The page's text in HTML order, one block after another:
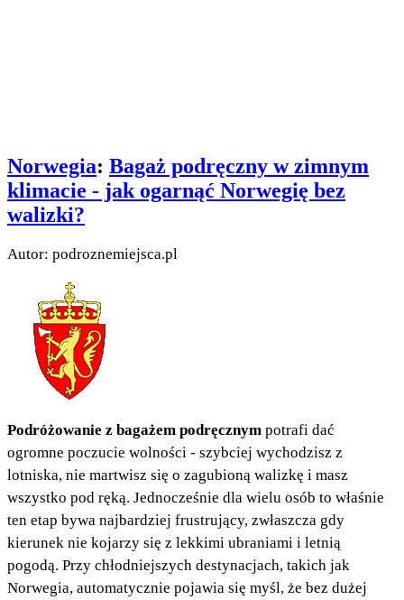
Norwegia: Bagaż podręczny w zimnym
klimacie - jak ogarnąć Norwegię bez
walizki?
Autor: podroznemiejsca.pl
Podróżowanie z bagażem podręcznym potrafi dać
ogromne poczucie wolności - szybciej wychodzisz z
lotniska, nie martwisz się o zagubioną walizkę i masz
wszystko pod ręką. Jednocześnie dla wielu osób to właśnie
ten etap bywa najbardziej frustrujący, zwłaszcza gdy
kierunek nie kojarzy się z lekkimi ubraniami i letnią
pogodą. Przy chłodniejszych destynacjach, takich jak
Norwegia, automatycznie pojawia się myśl, że bez dużej